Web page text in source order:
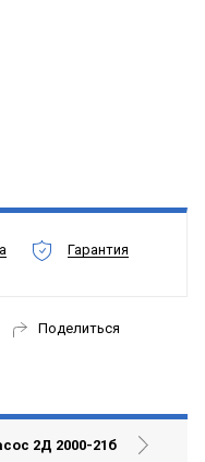
Гарантия
Поделиться
2Д 2000-21б